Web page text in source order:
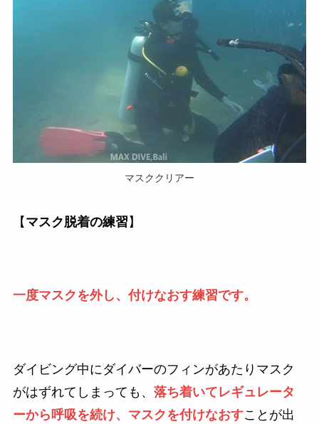
マスククリアー
【 マスク脱着の練習 】
一度マスクを外し、付けなおす練習です。
ダイビング中にダイバーのフィンがあたりマスク
がはずれてしまっても、 落ち着いてレギュレータ
ーから呼吸を続け、マスクを付けなおすことが出